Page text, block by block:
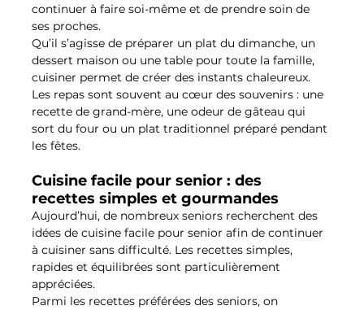
continuer à faire soi-même et de prendre soin de
ses proches.
Qu’il s’agisse de préparer un plat du dimanche, un
dessert maison ou une table pour toute la famille,
cuisiner permet de créer des instants chaleureux.
Les repas sont souvent au cœur des souvenirs : une
recette de grand-mère, une odeur de gâteau qui
sort du four ou un plat traditionnel préparé pendant
les fêtes.
Cuisine facile pour senior : des
recettes simples et gourmandes
Aujourd’hui, de nombreux seniors recherchent des
idées de cuisine facile pour senior afin de continuer
à cuisiner sans difficulté. Les recettes simples,
rapides et équilibrées sont particulièrement
appréciées.
Parmi les recettes préférées des seniors, on